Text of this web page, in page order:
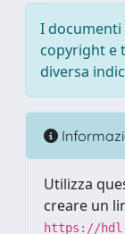
I documenti
copyright e
diversa
Utilizza
creare un
https://